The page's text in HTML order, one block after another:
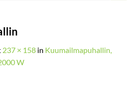
237 × 158 in Kuumailmapuhallin,
W